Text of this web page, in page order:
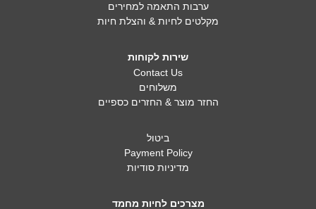
ערבות התאמה למחירים
מקלטים לחיות & והצלת חיות
שירות לקוחות
Contact Us
משלוחים
החזר מוצר & החזרים כספיים
ביטול
Payment Policy
מדיניות סודיות
מצרכים לחיות מחמד